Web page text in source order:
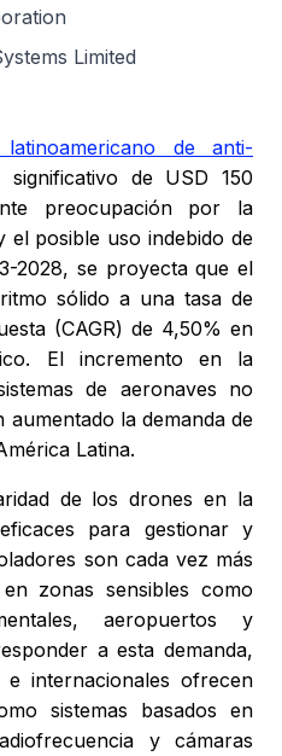
Limited
latinoamericano de anti-
de USD 150
preocupación por la
el posible uso indebido de
2028, se proyecta que el
sólido a una tasa de
(CAGR) de 4,50% en
El incremento en la
de aeronaves no
la demanda de
Latina.
de los drones en la
para gestionar y
son cada vez más
zonas sensibles como
aeropuertos y
a esta demanda,
e internacionales ofrecen
sistemas basados en
y cámaras